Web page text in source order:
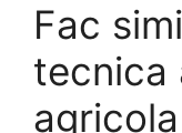
Fac
tecnica